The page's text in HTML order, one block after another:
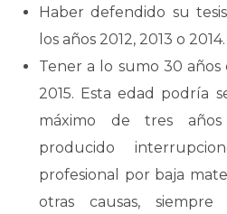
Haber defendido su
los años 2012, 2013 o 2014.
Tener a lo sumo 30
2015. Esta edad podría
máximo de tres
producido
profesional por baja
otras causas,